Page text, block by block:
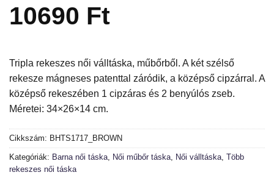
10690 Ft
Tripla rekeszes női válltáska, műbőrből. A két szélső
rekesze mágneses patenttal záródik, a középső cipzárral. A
középső rekeszében 1 cipzáras és 2 benyúlós zseb.
Méretei: 34×26×14 cm.
Cikkszám: BHTS1717_BROWN
Kategóriák: Barna női táska, Női műbőr táska, Női válltáska, Több
rekeszes női táska